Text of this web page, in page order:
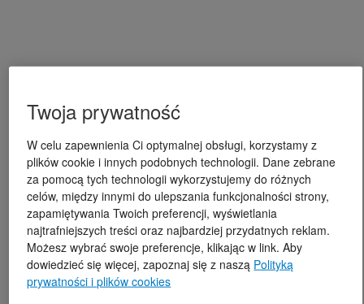
Twoja prywatność
W celu zapewnienia Ci optymalnej obsługi, korzystamy z
plików cookie i innych podobnych technologii. Dane zebrane
za pomocą tych technologii wykorzystujemy do różnych
celów, między innymi do ulepszania funkcjonalności strony,
zapamiętywania Twoich preferencji, wyświetlania
najtrafniejszych treści oraz najbardziej przydatnych reklam.
Możesz wybrać swoje preferencje, klikając w link. Aby
dowiedzieć się więcej, zapoznaj się z naszą Polityką
prywatności i plików cookies